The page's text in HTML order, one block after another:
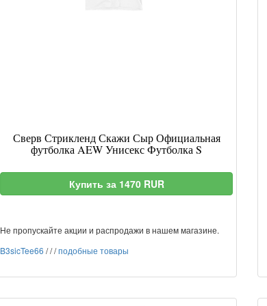
Сверв Стрикленд Скажи Сыр Официальная
футболка AEW Унисекс Футболка S
Купить за 1470 RUR
Не пропускайте акции и распродажи в нашем магазине.
B3sicTee66 ///подобные товары